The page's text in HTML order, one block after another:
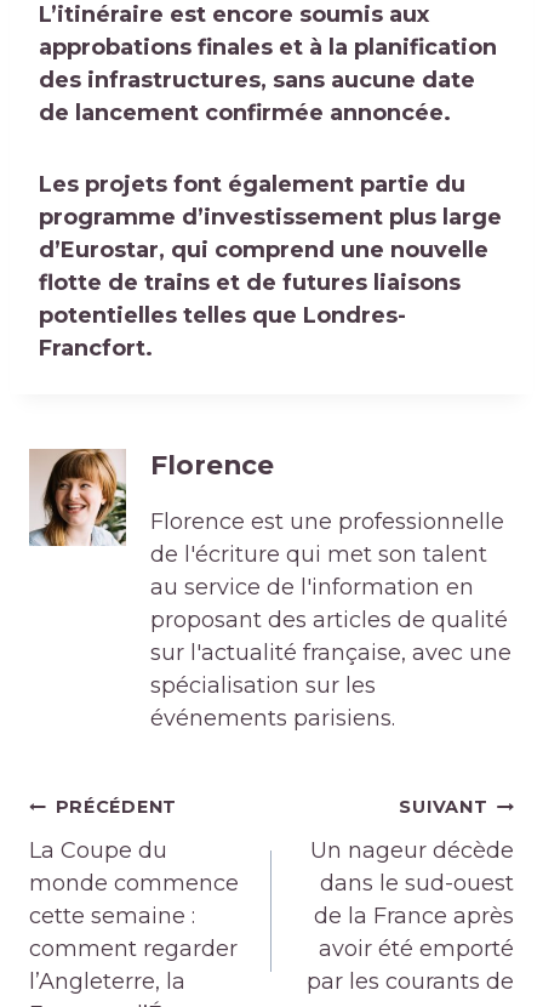
L’itinéraire est encore soumis aux
approbations finales et à la planification
des infrastructures, sans aucune date
de lancement confirmée annoncée.
Les projets font également partie du
programme d’investissement plus large
d’Eurostar, qui comprend une nouvelle
flotte de trains et de futures liaisons
potentielles telles que Londres-
Francfort.
Florence
Florence est une professionnelle
de l'écriture qui met son talent
au service de l'information en
proposant des articles de qualité
sur l'actualité française, avec une
spécialisation sur les
événements parisiens.
Navigation
de
l’article
PRÉCÉDENT
La Coupe du
monde commence
cette semaine :
comment regarder
l’Angleterre, la
SUIVANT
Un nageur décède
dans le sud-ouest
de la France après
avoir été emporté
par les courants de